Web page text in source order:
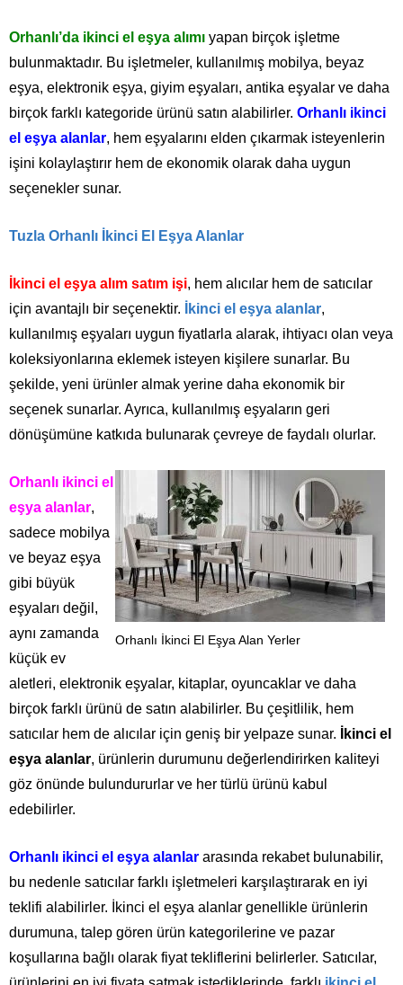
Orhanlı’da ikinci el eşya alımı yapan birçok işletme
bulunmaktadır. Bu işletmeler, kullanılmış mobilya, beyaz
eşya, elektronik eşya, giyim eşyaları, antika eşyalar ve daha
birçok farklı kategoride ürünü satın alabilirler. Orhanlı ikinci
el eşya alanlar, hem eşyalarını elden çıkarmak isteyenlerin
işini kolaylaştırır hem de ekonomik olarak daha uygun
seçenekler sunar.
Tuzla Orhanlı İkinci El Eşya Alanlar
İkinci el eşya alım satım işi, hem alıcılar hem de satıcılar
için avantajlı bir seçenektir.
İkinci el eşya alanlar,
kullanılmış eşyaları uygun fiyatlarla alarak, ihtiyacı olan veya
koleksiyonlarına eklemek isteyen kişilere sunarlar. Bu
şekilde, yeni ürünler almak yerine daha ekonomik bir
seçenek sunarlar. Ayrıca, kullanılmış eşyaların geri
dönüşümüne katkıda bulunarak çevreye de faydalı olurlar.
Orhanlı İkinci El Eşya Alan Yerler
Orhanlı ikinci el
eşya alanlar,
sadece mobilya
ve beyaz eşya
gibi büyük
eşyaları değil,
aynı zamanda
küçük ev
aletleri, elektronik eşyalar, kitaplar, oyuncaklar ve daha
birçok farklı ürünü de satın alabilirler. Bu çeşitlilik, hem
satıcılar hem de alıcılar için geniş bir yelpaze sunar.
İkinci el
eşya alanlar, ürünlerin durumunu değerlendirirken kaliteyi
göz önünde bulundururlar ve her türlü ürünü kabul
edebilirler.
Orhanlı ikinci el eşya alanlar arasında rekabet bulunabilir,
bu nedenle satıcılar farklı işletmeleri karşılaştırarak en iyi
teklifi alabilirler. İkinci el eşya alanlar genellikle ürünlerin
durumuna, talep gören ürün kategorilerine ve pazar
koşullarına bağlı olarak fiyat tekliflerini belirlerler. Satıcılar,